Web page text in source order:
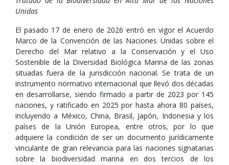
Unidas
El pasado 17 de enero de 2026 entró en vigor el Acuerdo
Marco de la Convención de las Naciones Unidas sobre el
Derecho del Mar relativo a la Conservación y el Uso
Sostenible de la Diversidad Biológica Marina de las zonas
situadas fuera de la jurisdicción nacional. Se trata de un
instrumento normativo internacional que llevó dos décadas
en desarrollarse, siendo firmado a partir de 2023 por 145
naciones, y ratificado en 2025 por hasta ahora 80 países,
incluyendo a México, China, Brasil, Japón, Indonesia y los
países de la Unión Europea, entre otros, por lo que
adquiere la condición de ser un documento jurídicamente
vinculante de gran relevancia para las naciones signatarias
sobre la biodiversidad marina en dos tercios de los